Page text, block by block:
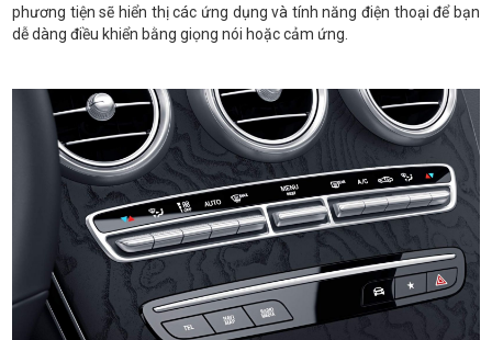
phương tiện sẽ hiển thị các ứng dụng và tính năng điện thoại để bạn
dễ dàng điều khiển bằng giọng nói hoặc cảm ứng.